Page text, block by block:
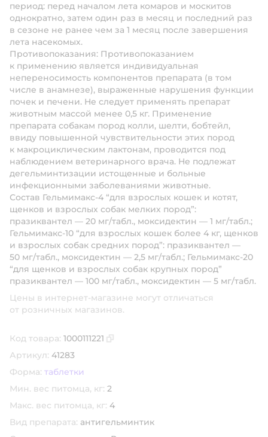
период: перед началом лета комаров и москитов
однократно, затем один раз в месяц и последний раз
в сезоне не ранее чем за 1 месяц после завершения
лета насекомых.
Противопоказания: Противопоказанием
к применению является индивидуальная
непереносимость компонентов препарата (в том
числе в анамнезе), выраженные нарушения функции
почек и печени. Не следует применять препарат
животным массой менее 0,5 кг. Применение
препарата собакам пород колли, шелти, бобтейл,
ввиду повышенной чувствительности этих пород
к макроциклическим лактонам, проводится под
наблюдением ветеринарного врача. Не подлежат
дегельминтизации истощенные и больные
инфекционными заболеваниями животные.
Состав Гельмимакс-4 “для взрослых кошек и котят,
щенков и взрослых собак мелких пород”:
празиквантел — 20 мг/табл., моксидектин — 1 мг/табл.;
Гельмимакс-10 “для взрослых кошек более 4 кг, щенков
и взрослых собак средних пород”: празиквантел —
50 мг/табл., моксидектин — 2,5 мг/табл.; Гельмимакс-20
“для щенков и взрослых собак крупных пород”
празиквантел — 100 мг/табл., моксидектин — 5 мг/табл.
Цены в интернет-магазине могут отличаться
от розничных магазинов.
Код товара: 1000111221
Артикул: 41283
Форма: таблетки
Мин. вес питомца, кг: 2
Макс. вес питомца, кг: 4
Вид препарата: антигельминтик